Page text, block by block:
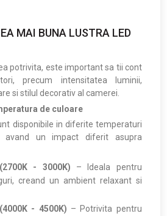
MAI BUNA LUSTRA LED
potrivita, este important sa tii cont
precum intensitatea luminii,
si stilul decorativ al camerei.
de culoare
disponibile in diferite temperaturi
avand un impact diferit asupra
- 3000K) – Ideala pentru
creand un ambient relaxant si
- 4500K) – Potrivita pentru